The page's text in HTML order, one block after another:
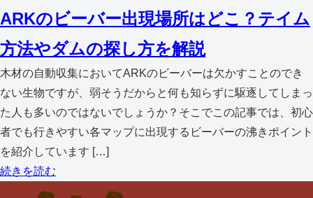
ARKのビーバー出現場所はどこ？テイム
方法やダムの探し方を解説
木材の自動収集においてARKのビーバーは欠かすことのでき
ない生物ですが、弱そうだからと何も知らずに駆逐してしまっ
た人も多いのではないでしょうか？そこでこの記事では、初心
者でも行きやすい各マップに出現するビーバーの沸きポイント
を紹介しています […]
続きを読む